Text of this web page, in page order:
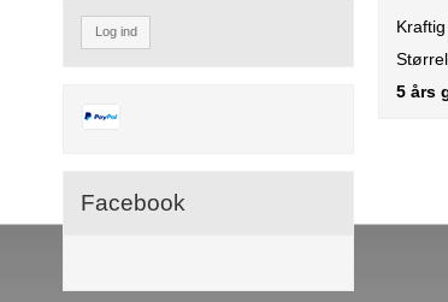
Log ind
Facebook
5 års